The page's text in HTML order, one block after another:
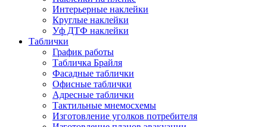
Интерьерные наклейки
Круглые наклейки
Уф ДТФ наклейки
Таблички
График работы
Табличка Брайля
Фасадные таблички
Офисные таблички
Адресные таблички
Тактильные мнемосхемы
Изготовление уголков потребителя